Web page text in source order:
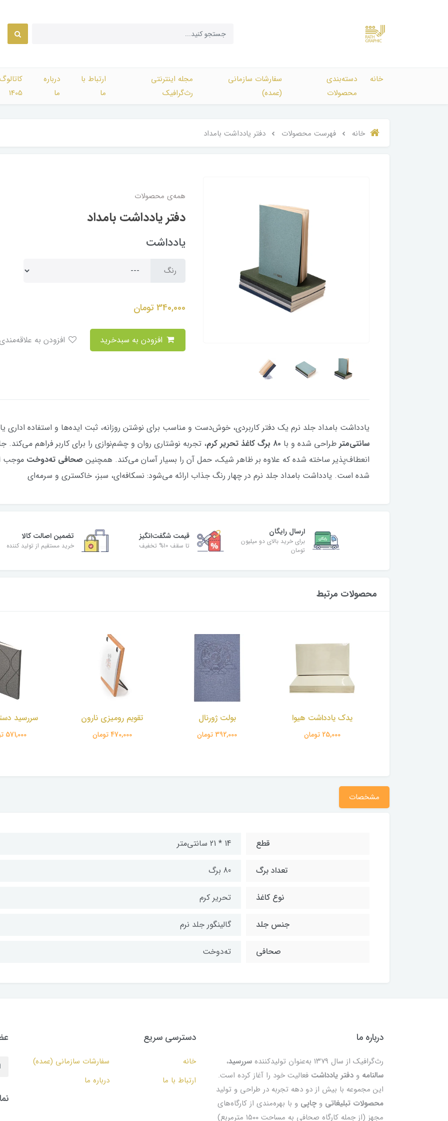
خانه
دسته‌بندی‌
محصولات
سفارشات سازمانی
(عمده)
مجله اینترنتی
رث‌گرافیک
ارتباط با
ما
درباره
ما
1405
خانه فهرست محصولات دفتر یادداشت بامداد
همه‌ی محصولات
دفتر یادداشت بامداد
یادداشت
رنگ
340,000 تومان
یادداشت بامداد جلد نرم یک دفتر کاربردی، خوش‌دست و مناسب برای نوشتن روزانه، ثبت ایده‌ها و استفاده
سانتی‌متر طراحی شده و با ۸۰ برگ کاغذ تحریر کرم ، تجربه نوشتاری روان و چشم‌نوازی را برای کاربر فراهم
انعطاف‌پذیر ساخته شده که علاوه بر ظاهر شیک، حمل آن را بسیار آسان می‌کند. همچنین صحافی ته‌دوخت موجب
شده است. یادداشت بامداد جلد نرم در چهار رنگ جذاب ارائه می‌شود: نسکافه‌ای، سبز، خاکستری و سرمه‌ای
ارسال رایگان
برای خرید بالای دو میلیون
تومان
قیمت شگفت‌انگیز
تا سقف 10% تخفیف
تضمین اصالت کالا
خرید مستقیم از تولید کننده
محصولات مرتبط
بولت ژورنال
392,000 تومان
تقویم رومیزی نارون
470,000 تومان
سررسید دستیار ترمو
571,000 تومان
سررسید
571,000 تومان
مشخصات
قطع 14 * 21 سانتی‌متر
تعداد برگ 80 برگ
نوع کاغذ تحریر کرم
جنس جلد گالینگور جلد نرم
صحافی ته‌دوخت
درباره ما
رث‌گرافیک از سال ۱۳۷۹ به‌عنوان تولیدکننده سررسید،
سالنامهودفتر یادداشت فعالیت خود را آغاز کرده است.
این مجموعه با بیش از دو دهه تجربه در طراحی و تولید
محصولات تبلیغاتی وچاپیو با بهره‌مندی از کارگاه‌های
مجهز (از جمله کارگاه صحافی به مساحت ۱۵۰۰ مترمربع)
دسترسی سریع
خانه
سفارشات سازمانی (عمده)
ارتباط با ما
درباره ما